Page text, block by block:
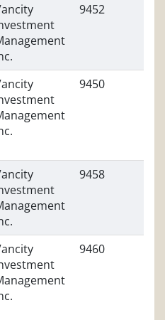
9452
9450
9458
9460